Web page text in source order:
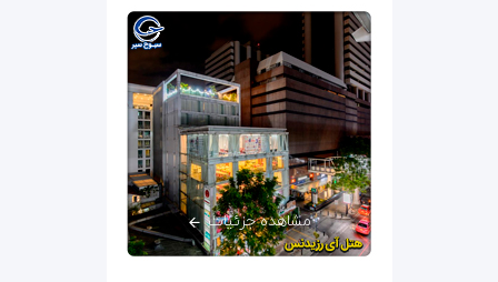
مشاهده جزئیات